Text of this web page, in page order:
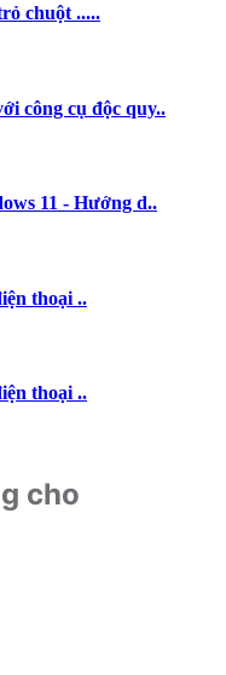
chuột .....
công cụ độc quy..
11 - Hướng d..
thoại ..
thoại ..
cho